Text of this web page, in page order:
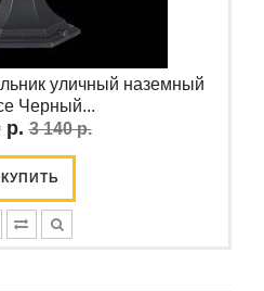
уличный наземный
Черный...
р. 3 140 р.
КУПИТЬ